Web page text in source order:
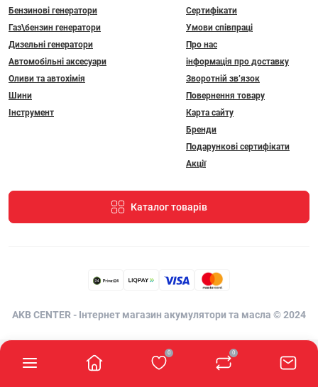
0 0
Бензинові генератори
Газ\бензин генератори
Дизельні генератори
Автомобільні аксесуари
Оливи та автохімія
Шини
Інструмент
Сертифікати
Умови співпраці
Про нас
інформація про доставку
Зворотній зв’язок
Повернення товару
Карта сайту
Бренди
Подарункові сертифікати
Акції
Каталог товарів
AKB CENTER - Інтернет магазин акумулятори та масла © 2024